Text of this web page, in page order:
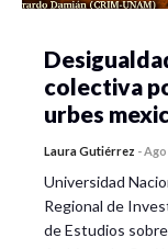
colectiva
urbes
Laura Gutiérrez -Ago
Universidad
Regional de
de Estudios